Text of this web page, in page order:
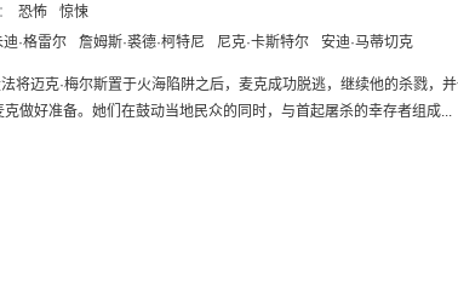
恐怖
惊悚
迪·格雷尔 詹姆斯·裘德·柯特尼 尼克·卡斯特尔 安迪·马蒂切克
将迈克·梅尔斯置于火海陷阱之后，麦克成功脱逃，继续他的杀戮
做好准备。她们在鼓动当地民众的同时，与首起屠杀的幸存者组成...